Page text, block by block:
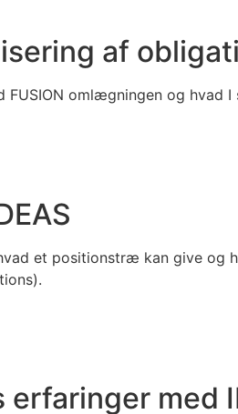
af
omlægningen og hvad
et positionstræ kan give og
erfaringer med